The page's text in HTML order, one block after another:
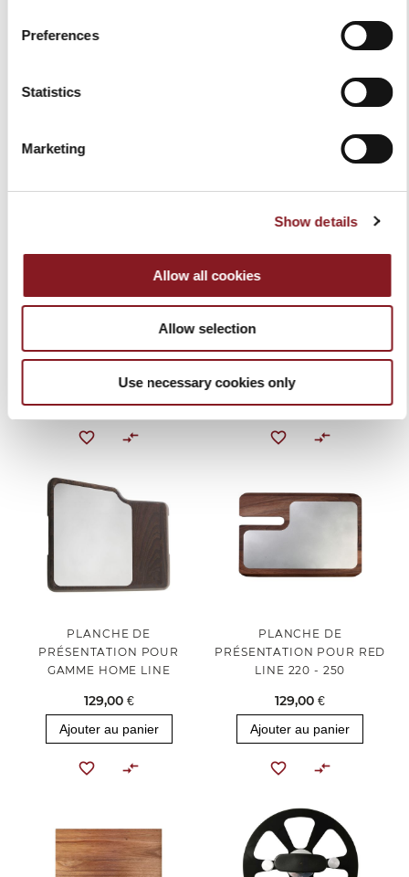
Preferences
Statistics
Marketing
Show details
Allow all cookies
Allow selection
Use necessary cookies only
40,00 €
COUVERTURE POUR
TRANCHEUSE ROUGE
COUVERTURE POUR
TRANCHEUSE NOIR TAILLE
PLANCHE DE
PRÉSENTATION POUR
GAMME HOME LINE
129,00 €
Ajouter au panier
PLANCHE DE
PRÉSENTATION POUR RED
LINE 220 - 250
129,00 €
Ajouter au panier